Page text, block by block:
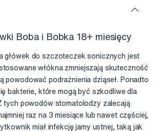
Boba i Bobka 18+ miesięcy
główek do szczoteczek sonicznych jest
włókna zmniejszają skuteczność
powodować podrażnienia dziąseł. Ponadto
bakterie, które mogą być szkodliwe dla
tych powodów stomatolodzy zalecają
raz na 3 miesiące lub nawet częściej,
miał infekcję jamy ustnej, taką jak